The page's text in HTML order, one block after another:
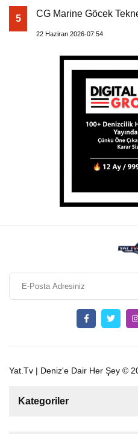
5 CG Marine Göcek
22 Haziran 2026-07:54
Yat.Tv | Deniz'e Dair Her Şey ©
Kategoriler